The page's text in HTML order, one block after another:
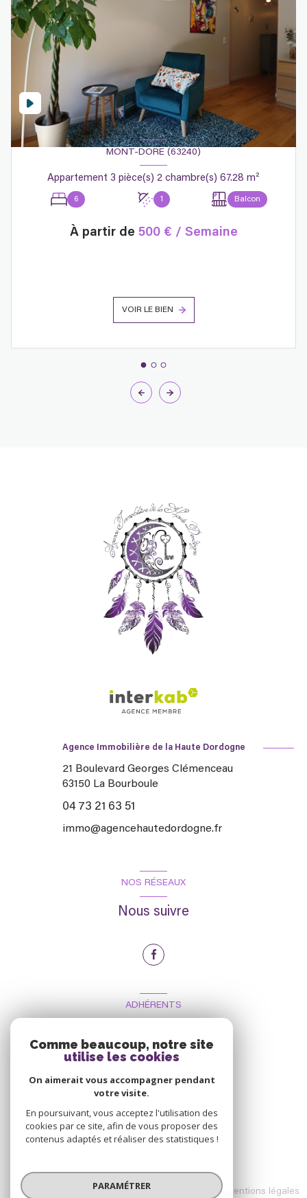
MONT-DORE (63240)
Appartement 3 pièce(s) 2 chambre(s) 67.28 m²
6 1 Balcon
À partir de 500 € / Semaine
VOIR LE BIEN
Agence Immobilière de la Haute Dordogne
21 Boulevard Georges Clémenceau
63150 La Bourboule
04 73 21 63 51
immo@agencehautedordogne.fr
NOS RÉSEAUX
Nous suivre
ADHÉRENTS
© 2026 | Tous droits réservés
Nos honoraires
Nos partenaires Mentions légales
Comme beaucoup, notre site
utilise les cookies
On aimerait vous accompagner pendant
votre visite.
En poursuivant, vous acceptez l'utilisation des
cookies par ce site, afin de vous proposer des
contenus adaptés et réaliser des statistiques !
PARAMÉTRER